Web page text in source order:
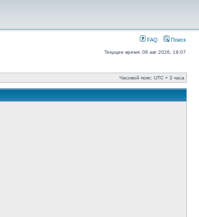
FAQ Поиск
Текущее время: 08 авг 2026, 19:07
Часовой пояс: UTC + 3 часа